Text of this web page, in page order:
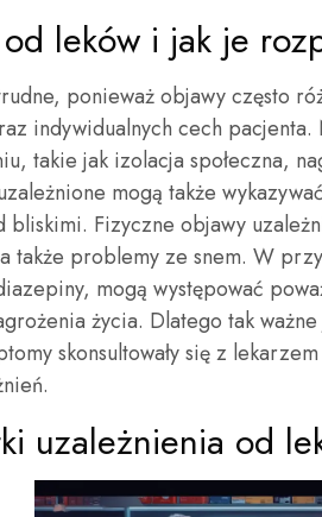
leków i jak je
ponieważ objawy często
indywidualnych cech pacjenta.
takie jak izolacja społeczna,
mogą także
bliskimi. Fizyczne objawy
także problemy ze snem. W
mogą występować
życia. Dlatego tak
skonsultowały się z
uzależnienia od